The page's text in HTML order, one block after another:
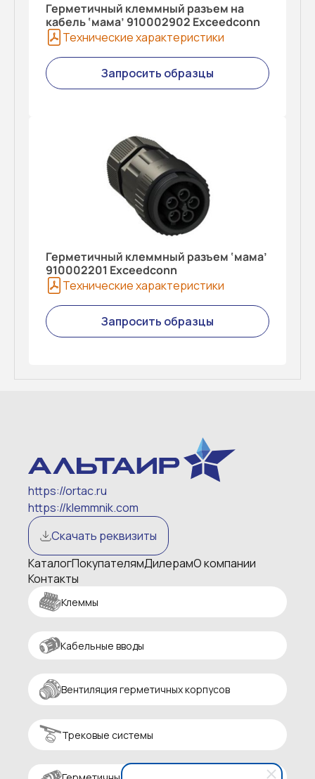
Герметичный клеммный разъем на
кабель ‘мама’ 910002902 Exceedconn
Технические характеристики
Запросить образцы
Герметичный клеммный разъем ‘мама’
910002201 Exceedconn
Технические характеристики
Запросить образцы
https://ortac.ru
https://klemmnik.com
Скачать реквизиты
КаталогПокупателямДилерамО компании
Контакты
Клеммы
Кабельные вводы
Вентиляция герметичных корпусов
Трековые системы